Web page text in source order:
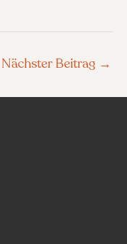
Nächster Beitrag →